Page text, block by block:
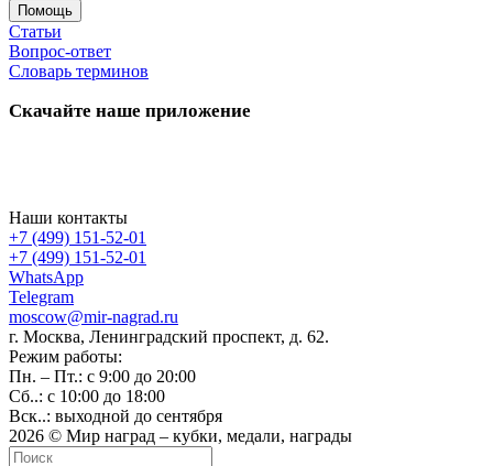
Помощь
Статьи
Вопрос-ответ
Словарь терминов
Скачайте наше приложение
Наши контакты
+7 (499) 151-52-01
+7 (499) 151-52-01
WhatsApp
Telegram
moscow@mir-nagrad.ru
г. Москва, Ленинградский проспект, д. 62.
Режим работы:
Пн. – Пт.: с 9:00 до 20:00
Сб..: с 10:00 до 18:00
Вск..: выходной до сентября
2026 © Мир наград – кубки, медали, награды